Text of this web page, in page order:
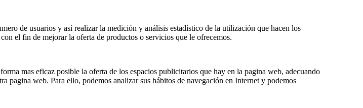
de usuarios y así realizar la medición y análisis estadístico de la utilización que hacen los
el fin de mejorar la oferta de productos o servicios que le ofrecemos.
mas eficaz posible la oferta de los espacios publicitarios que hay en la pagina web, adecuando
web. Para ello, podemos analizar sus hábitos de navegación en Internet y podemos